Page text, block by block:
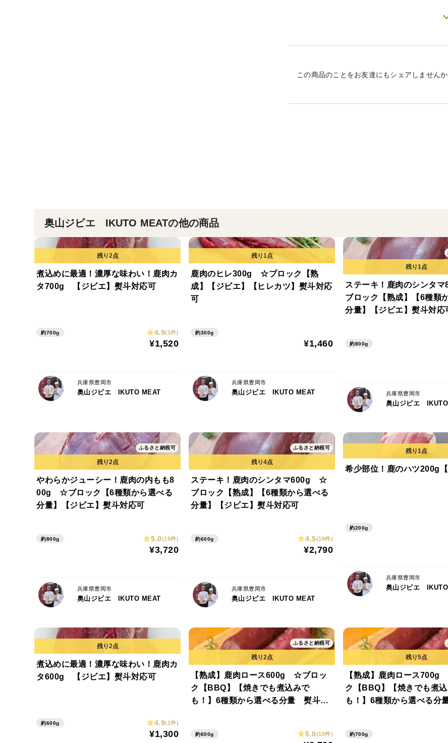
鹿肉は高たんぱく、低カロリー、鉄分を
奥山ジビエの食肉処理場は山間部に位置
この商品のことをお友達にもシェアしませんか
奥山ジビエ IKUTO MEATの他の商品
煮込めに最適！濃厚な味わい！鹿肉カ
タ700g 【ジビエ】熨斗対応可
約700g 4.9(1件)
¥1,520
兵庫県豊岡市
奥山ジビエ IKUTO MEAT
鹿肉のヒレ300g ☆ブロック【熟
成】【ジビエ】【ヒレカツ】熨斗対応
可
約300g
¥1,460
兵庫県豊岡市
奥山ジビエ IKUTO MEAT
ステーキ！鹿肉のシンタ
ブロック【熟成】【6種類
分量】【ジビエ】熨斗対応
約800g
兵庫県豊岡市
奥山ジビエ
ふるさと納税可
やわらかジューシー！鹿肉の内もも8
00g ☆ブロック【6種類から選べる
分量】【ジビエ】熨斗対応可
約800g 5.0(15件)
¥3,720
兵庫県豊岡市
奥山ジビエ IKUTO MEAT
ふるさと納税可
ステーキ！鹿肉のシンタマ600g ☆
ブロック【熟成】【6種類から選べる
分量】【ジビエ】熨斗対応可
約600g 4.5(18件)
¥2,790
兵庫県豊岡市
奥山ジビエ IKUTO MEAT
希少部位！鹿のハツ200g【
約200g
兵庫県豊岡市
奥山ジビエ
煮込めに最適！濃厚な味わい！鹿肉カ
タ600g 【ジビエ】熨斗対応可
約600g 4.9(1件)
¥1,300
ふるさと納税可
【熟成】鹿肉ロース600g ☆ブロッ
ク【BBQ】【焼きでも煮込みで
も！】6種類から選べる分量 熨斗対
約600g 5.0(10件)
【熟成】鹿肉ロース
ク【BBQ】【焼きでも煮
も！】6種類から選べる分
約700g